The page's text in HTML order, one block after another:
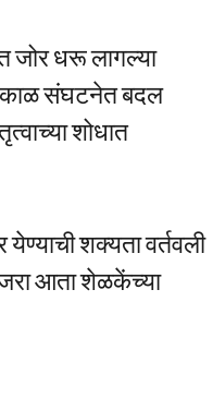
जोर धरू लागल्या
संघटनेत बदल
शोधात
येण्याची शक्यता वर्तवली
आता शेळकेंच्या